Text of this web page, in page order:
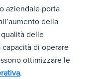
aziendale porta
della
delle
di operare
ottimizzare le
.